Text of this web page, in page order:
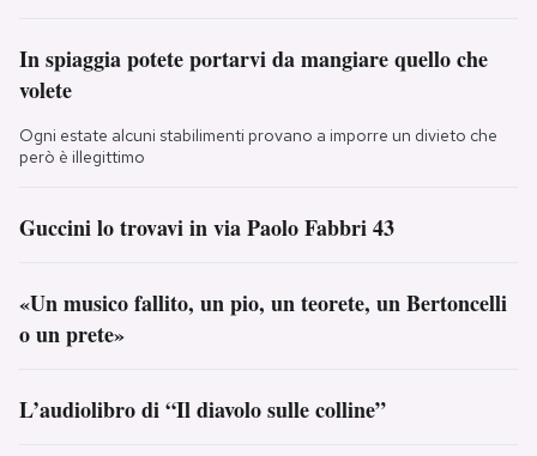
In spiaggia potete portarvi da mangiare quello che
volete
Ogni estate alcuni stabilimenti provano a imporre un divieto che
però è illegittimo
Guccini lo trovavi in via Paolo Fabbri 43
«Un musico fallito, un pio, un teorete, un Bertoncelli
o un prete»
L’audiolibro di “Il diavolo sulle colline”